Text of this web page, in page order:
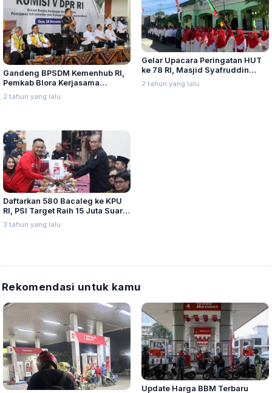
Gandeng BPSDM Kemenhub RI,
Pemkab Blora Kerjasama
Tingkatkan SDM Perhubungan
2 tahun yang lalu
Gelar Upacara Peringatan HUT
ke 78 RI, Masjid Syafruddin
Semarang Satukan Antarumat
Agama
2 tahun yang lalu
Daftarkan 580 Bacaleg ke KPU
RI, PSI Target Raih 15 Juta Suara
di Pemilu 2024
3 tahun yang lalu
Rekomendasi untuk kamu
Update Harga BBM Terbaru